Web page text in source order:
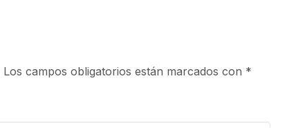
Los campos obligatorios están marcados con *